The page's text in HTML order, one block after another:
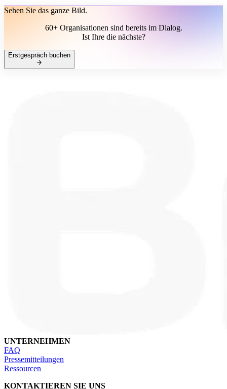
Sehen Sie das ganze Bild.
60+ Organisationen sind bereits im Dialog.
Ist Ihre die nächste?
Erstgespräch buchen
UNTERNEHMEN
FAQ
Pressemitteilungen
Ressourcen
KONTAKTIEREN SIE UNS